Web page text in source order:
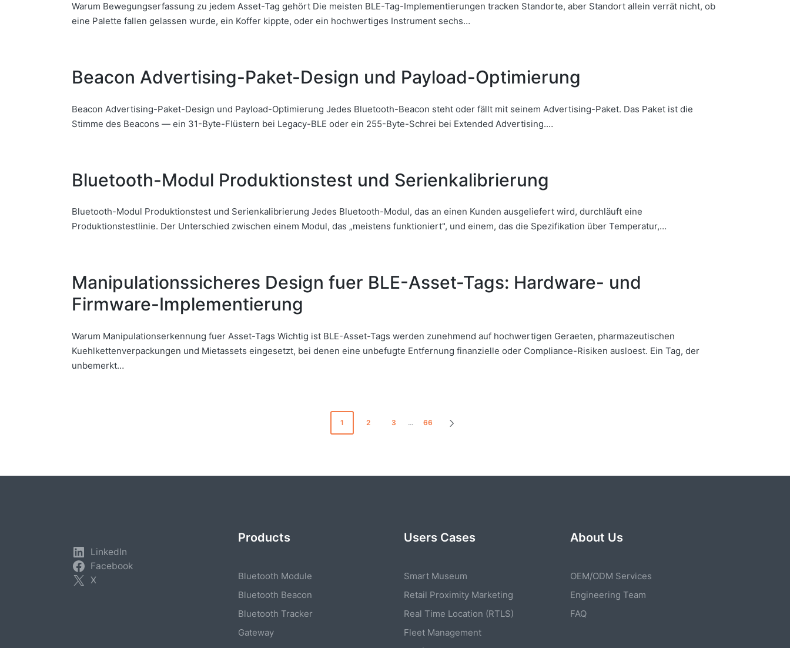
Warum Bewegungserfassung zu jedem Asset-Tag gehört Die meisten BLE-Tag-Implementierungen tracken Standorte, aber Standort allein verrät nicht, ob
eine Palette fallen gelassen wurde, ein Koffer kippte, oder ein hochwertiges Instrument sechs…
Beacon Advertising-Paket-Design und Payload-Optimierung
Beacon Advertising-Paket-Design und Payload-Optimierung Jedes Bluetooth-Beacon steht oder fällt mit seinem Advertising-Paket. Das Paket ist die
Stimme des Beacons — ein 31-Byte-Flüstern bei Legacy-BLE oder ein 255-Byte-Schrei bei Extended Advertising.…
Bluetooth-Modul Produktionstest und Serienkalibrierung
Bluetooth-Modul Produktionstest und Serienkalibrierung Jedes Bluetooth-Modul, das an einen Kunden ausgeliefert wird, durchläuft eine
Produktionstestlinie. Der Unterschied zwischen einem Modul, das „meistens funktioniert", und einem, das die Spezifikation über Temperatur,…
Manipulationssicheres Design fuer BLE-Asset-Tags: Hardware- und
Firmware-Implementierung
Warum Manipulationserkennung fuer Asset-Tags Wichtig ist BLE-Asset-Tags werden zunehmend auf hochwertigen Geraeten, pharmazeutischen
Kuehlkettenverpackungen und Mietassets eingesetzt, bei denen eine unbefugte Entfernung finanzielle oder Compliance-Risiken ausloest. Ein Tag, der
unbemerkt…
1 2 3 … 66
LinkedIn
Facebook
X
Products
Bluetooth Module
Bluetooth Beacon
Bluetooth Tracker
Gateway
Users Cases
Smart Museum
Retail Proximity Marketing
Real Time Location (RTLS)
Fleet Management
About Us
OEM/ODM Services
Engineering Team
FAQ